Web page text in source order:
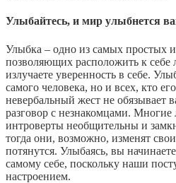
Улыбайтесь, и мир улыбнется
Улыбка – одно из самых простых
позволяющих расположить к себе
излучаете уверенность в себе.
самого человека, но и всех, кто
невербальный жест не обязывает
разговор с незнакомцами.
интроверты необщительны и
тогда они, возможно, изменят
потянутся. Улыбаясь, вы
самому себе, поскольку наши
настроением.